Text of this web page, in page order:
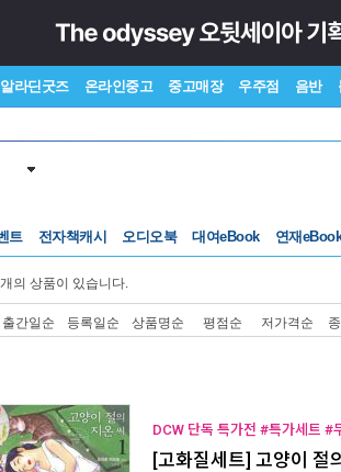
알라딘굿즈 온라인중고 중고매장 우주점 음반
트 전자책캐시 오디오북 대여eBook 연재
개의 상품이 있습니다.
출간일순 등록일순 상품명순 평점순 저가격순
DCW 단독 특가전 #특가세트 #
[고화질세트] 고양이 절